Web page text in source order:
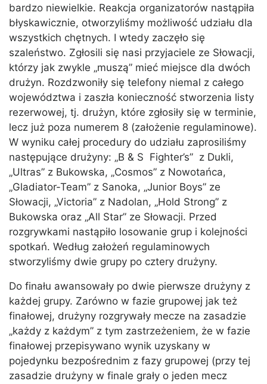
bardzo niewielkie. Reakcja organizatorów nastąpiła
błyskawicznie, otworzyliśmy możliwość udziału dla
wszystkich chętnych. I wtedy zaczęło się
szaleństwo. Zgłosili się nasi przyjaciele ze Słowacji,
którzy jak zwykle „muszą” mieć miejsce dla dwóch
drużyn. Rozdzwoniły się telefony niemal z całego
województwa i zaszła konieczność stworzenia listy
rezerwowej, tj. drużyn, które zgłosiły się w terminie,
lecz już poza numerem 8 (założenie regulaminowe).
W wyniku całej procedury do udziału zaprosiliśmy
następujące drużyny: „B & S Fighter’s” z Dukli,
„Ultras” z Bukowska, „Cosmos” z Nowotańca,
„Gladiator-Team” z Sanoka, „Junior Boys” ze
Słowacji, „Victoria” z Nadolan, „Hold Strong” z
Bukowska oraz „All Star” ze Słowacji. Przed
rozgrywkami nastąpiło losowanie grup i kolejności
spotkań. Według założeń regulaminowych
stworzyliśmy dwie grupy po cztery drużyny.
Do finału awansowały po dwie pierwsze drużyny z
każdej grupy. Zarówno w fazie grupowej jak też
finałowej, drużyny rozgrywały mecze na zasadzie
„każdy z każdym” z tym zastrzeżeniem, że w fazie
finałowej przepisywano wynik uzyskany w
pojedynku bezpośrednim z fazy grupowej (przy tej
zasadzie drużyny w finale grały o jeden mecz